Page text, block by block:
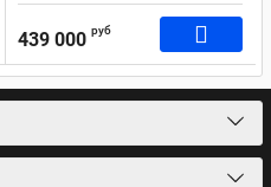
439 000 руб